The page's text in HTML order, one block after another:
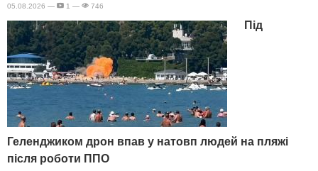
05.08.2026 — 1 — 746
Під
Геленджиком дрон впав у натовп людей на пляжі
після роботи ППО